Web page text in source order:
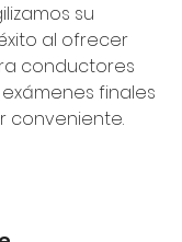
su
al ofrecer
conductores
finales
conveniente.